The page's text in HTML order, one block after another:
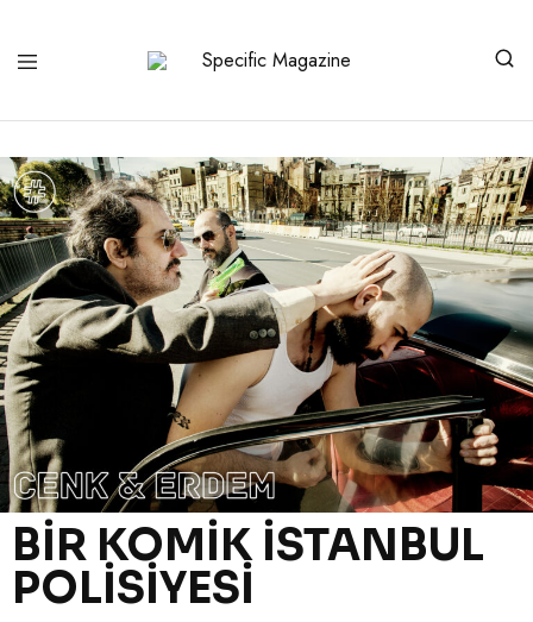
Specific
BİR KOMİK İSTANBUL
POLİSİYESİ